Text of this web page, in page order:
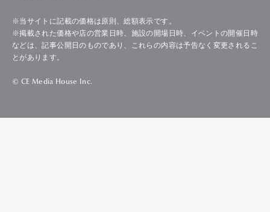
※当サイトに記載の価格は原則、総額表示です。
※掲載された価格や店の営業日時、施設の開場日時、イベントの開催日時
などは、記事公開日のものであり、これらの内容は予告なく変更されるこ
とがあります。
© CE Media House Inc.